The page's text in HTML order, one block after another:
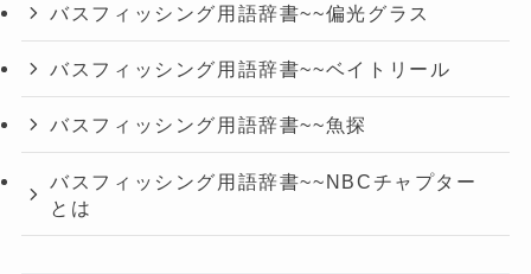
バスフィッシング用語辞書~~偏光グラス
バスフィッシング用語辞書~~ベイトリール
バスフィッシング用語辞書~~魚探
バスフィッシング用語辞書~~NBCチャプター
とは